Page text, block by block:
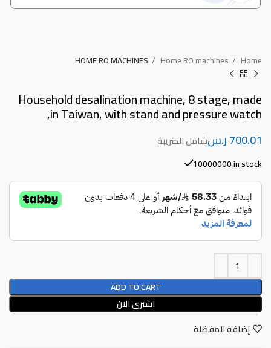
Home
Home RO machines
HOME RO MACHINES
Household desalination machine, 8 stage, made
in Taiwan, with stand and pressure watch,
ر.س
10000000 in stock
ADD TO CART
اشترى الان
إضافة للمفضلة